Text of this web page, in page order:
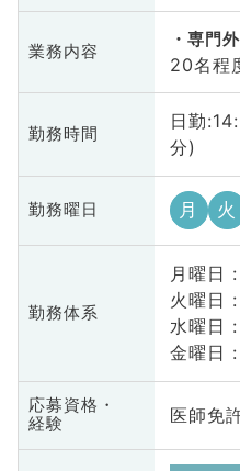
業務内容
専門
20名程
勤務時間
日勤
分)
勤務曜日 月 火
勤務体系
月曜日
火曜日
水曜日
金曜日
応募資格・
経験
医師免